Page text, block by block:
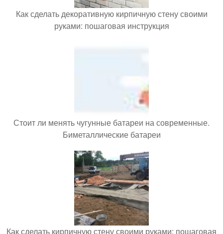
Как сделать декоративную кирпичную стену своими
руками: пошаговая инструкция
Стоит ли менять чугунные батареи на современные.
Биметаллические батареи
Как сделать кирпичную стену своими руками: пошаговая